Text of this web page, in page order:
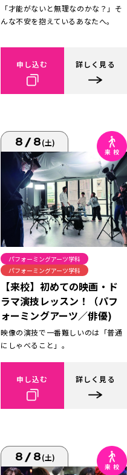
「才能がないと無理なのかな？」そ
んな不安を抱えているあなたへ。
申し込む 詳しく見る
8/8(土)
パフォーミングアーツ学科
パフォーミングアーツ学科
【来校】初めての映画・ド
ラマ演技レッスン！（パフ
ォーミングアーツ／俳優)
映像の演技で一番難しいのは「普通
にしゃべること」。
申し込む 詳しく見る
8/8(土)